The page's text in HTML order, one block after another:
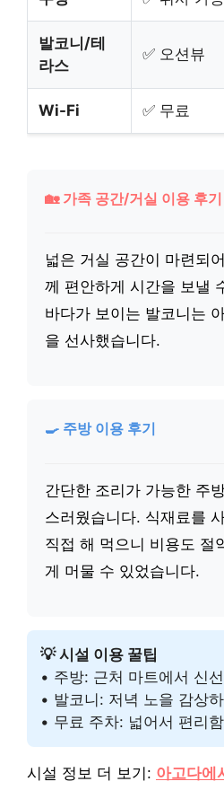
발코니/테
라스
✅ 오션뷰
Wi-Fi ✅ 무료
🏡 가족 공간/거실 이용 후기
넓은 거실 공간이 마련되
께 편안하게 시간을 보낼
바다가 보이는 발코니는
을 선사했습니다.
🍳 주방 이용 후기
간단한 조리가 가능한 주
스러웠습니다. 식재료를
직접 해 먹으니 비용도 절
게 머물 수 있었습니다.
💡 시설 이용 꿀팁
• 주방: 근처 마트에서 신
• 발코니: 저녁 노을 감상
• 무료 주차: 넓어서 편리함
시설 정보 더 보기: 아고다에